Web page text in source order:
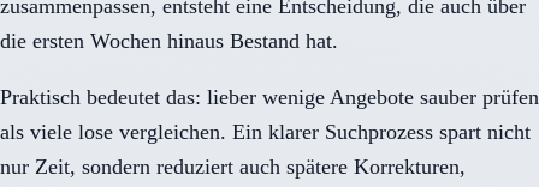
zusammenpassen, entsteht eine Entscheidung, die auch über
die ersten Wochen hinaus Bestand hat.
Praktisch bedeutet das: lieber wenige Angebote sauber prüfen
als viele lose vergleichen. Ein klarer Suchprozess spart nicht
nur Zeit, sondern reduziert auch spätere Korrekturen,